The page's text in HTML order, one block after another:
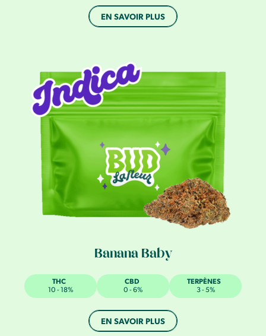
EN SAVOIR PLUS
Banana Baby
THC
10 - 18%
CBD
0 - 6%
TERPÈNES
3 - 5%
EN SAVOIR PLUS